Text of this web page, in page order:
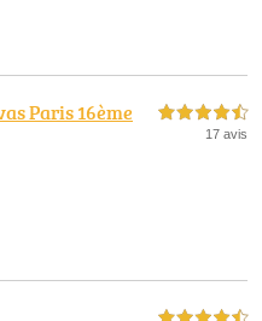
Paris 16ème 4,5 étoiles sur 5
17 avis
4,5 étoiles sur 5